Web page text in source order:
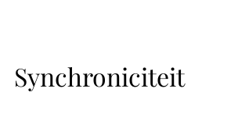
Synchroniciteit